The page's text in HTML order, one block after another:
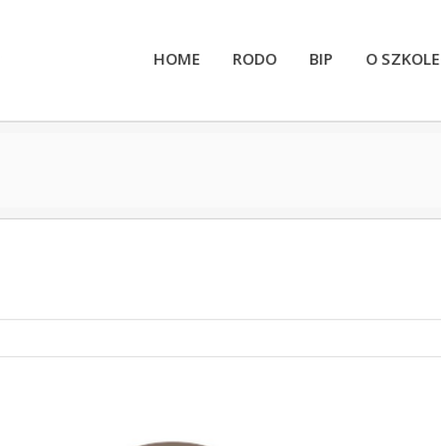
HOME RODO BIP O SZKOLE